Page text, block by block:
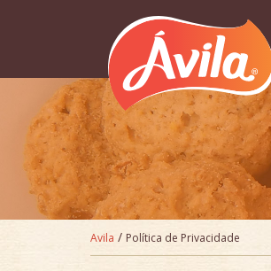
Avila / Política de Privacidade